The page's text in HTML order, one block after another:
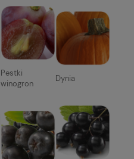
Pestki
winogron
Dynia